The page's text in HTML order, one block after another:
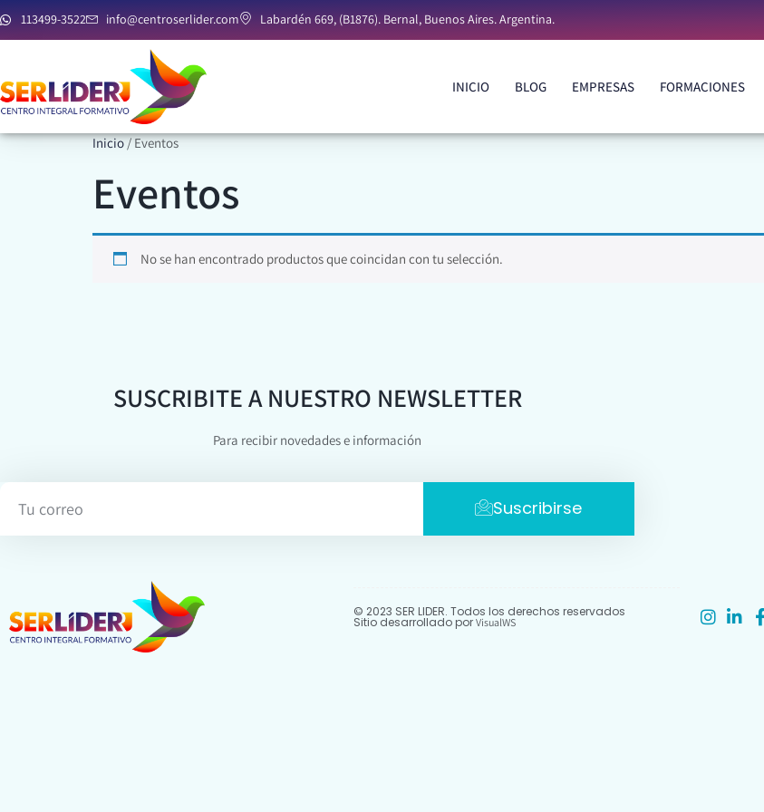
113499-3522 info@centroserlider.com Labardén 669, (B1876). Bernal, Buenos Aires. Argentina.
INICIO BLOG EMPRESAS FORMACIONES
Inicio/ Eventos
Eventos
No se han encontrado productos que coincidan con tu selección.
SUSCRIBITE A NUESTRO NEWSLETTER
Para recibir novedades e información
Suscribirse
© 2023 SER LIDER. Todos los derechos reservados
Sitio desarrollado por VisualWS